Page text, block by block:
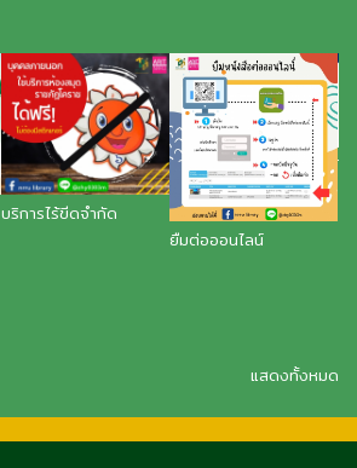
บริการไร้ขีดจำกัด
ยืมต่อออนไลน์
แสดงทั้งหมด